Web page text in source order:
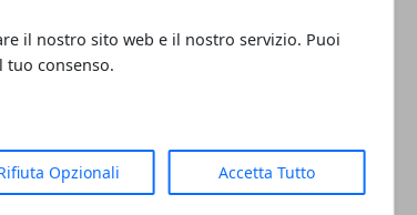
il nostro sito web e il nostro servizio. Puoi
tuo consenso.
Opzionali Accetta Tutto